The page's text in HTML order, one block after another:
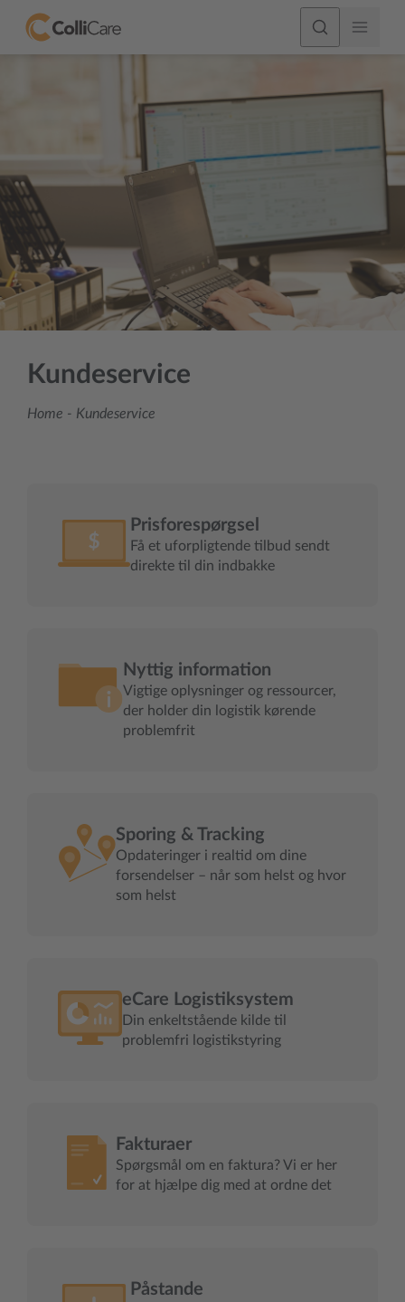
Kundeservice
Home - Kundeservice
Prisforespørgsel
Få et uforpligtende tilbud sendt
direkte til din indbakke
Nyttig information
Vigtige oplysninger og ressourcer,
der holder din logistik kørende
problemfrit
Sporing & Tracking
Opdateringer i realtid om dine
forsendelser – når som helst og hvor
som helst
eCare Logistiksystem
Din enkeltstående kilde til
problemfri logistikstyring
Fakturaer
Spørgsmål om en faktura? Vi er her
for at hjælpe dig med at ordne det
Påstande